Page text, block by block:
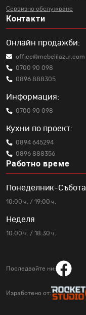
Сервизно обслужване
Контакти
Онлайн продажби:
office@mebelilazur.com
0700 90 098
0896 888305
Информация:
0700 90 098
Кухни по проект:
0894 645294
0896 888356
Работно време
Понеделник-Събота
10:00 ч. / 19:00 ч.
Неделя
10:00 ч. / 18:30 ч.
Последвайте ни:
Изработено от: